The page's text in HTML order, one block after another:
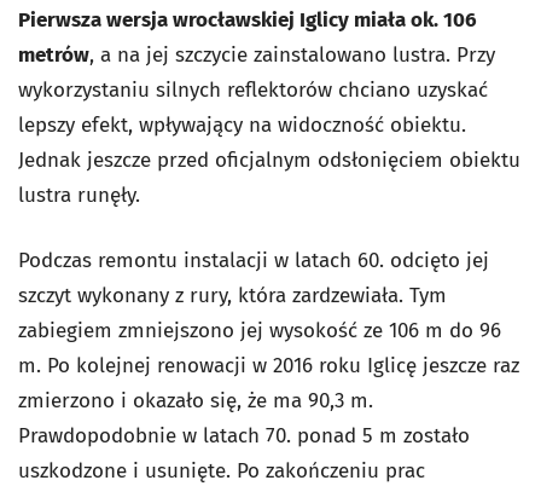
Pierwsza wersja wrocławskiej Iglicy miała ok. 106
metrów, a na jej szczycie zainstalowano lustra. Przy
wykorzystaniu silnych reflektorów chciano uzyskać
lepszy efekt, wpływający na widoczność obiektu.
Jednak jeszcze przed oficjalnym odsłonięciem obiektu
lustra runęły.
Podczas remontu instalacji w latach 60. odcięto jej
szczyt wykonany z rury, która zardzewiała. Tym
zabiegiem zmniejszono jej wysokość ze 106 m do 96
m. Po kolejnej renowacji w 2016 roku Iglicę jeszcze raz
zmierzono i okazało się, że ma 90,3 m.
Prawdopodobnie w latach 70. ponad 5 m zostało
uszkodzone i usunięte. Po zakończeniu prac